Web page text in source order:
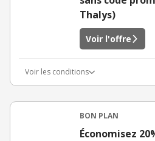
Thalys)
Voir l'offre
Voir les conditions
BON PLAN
Économisez